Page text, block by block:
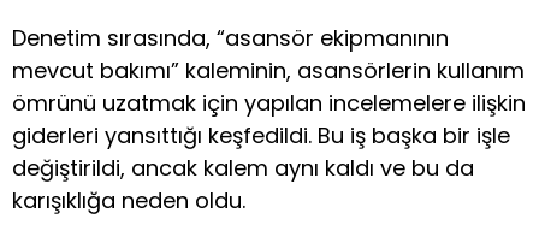
Denetim sırasında, “asansör ekipmanının
mevcut bakımı” kaleminin, asansörlerin kullanım
ömrünü uzatmak için yapılan incelemelere ilişkin
giderleri yansıttığı keşfedildi. Bu iş başka bir işle
değiştirildi, ancak kalem aynı kaldı ve bu da
karışıklığa neden oldu.